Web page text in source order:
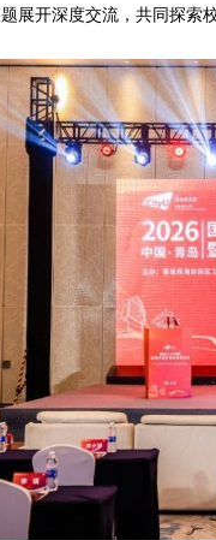
展开深度交流，共同探索